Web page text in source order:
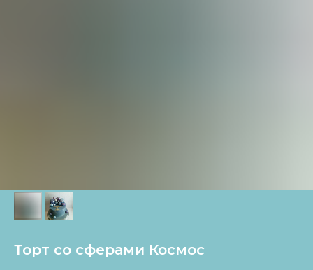
Торт со сферами Космос